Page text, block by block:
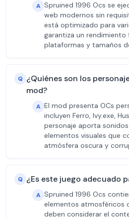
A Spruined 1996 Ocs se
web modernos sin
está optimizado para
garantiza un rendimiento
plataformas y tamaños
Q ¿Quiénes son los
mod?
A El mod presenta OCs
incluyen Ferro, Ivy.exe,
personaje aporta
elementos visuales que
atmósfera oscura y
Q ¿Es este juego adecuado
A Spruined 1996 Ocs
elementos atmosféricos
deben considerar el